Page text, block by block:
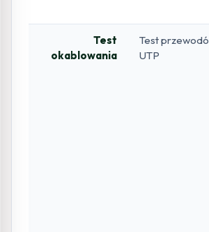
Test
okablowania
Test przewodó
UTP